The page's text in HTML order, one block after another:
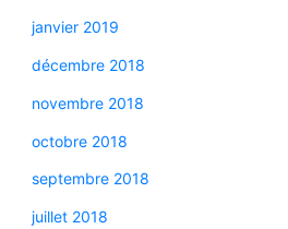
janvier 2019
décembre 2018
novembre 2018
octobre 2018
septembre 2018
juillet 2018